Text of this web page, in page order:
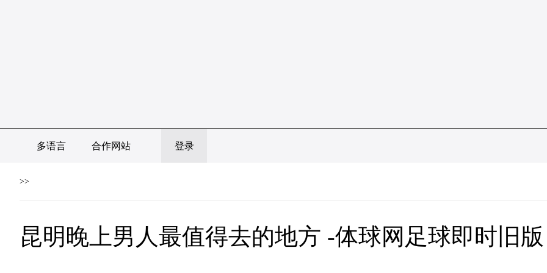
多语言 合作网站 登录
>>
昆明晚上男人最值得去的地方 -体球网足球即时旧版